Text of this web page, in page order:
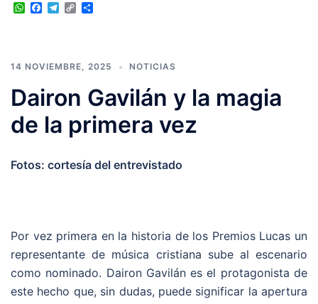
WhatsApp
Facebook
Telegram
Copy
14 NOVIEMBRE, 2025 NOTICIAS
Dairon Gavilán y la magia
de la primera vez
Fotos: cortesía del entrevistado
Por vez primera en la historia de los Premios Lucas un
representante de música cristiana sube al escenario
como nominado. Dairon Gavilán es el protagonista de
este hecho que, sin dudas, puede significar la apertura